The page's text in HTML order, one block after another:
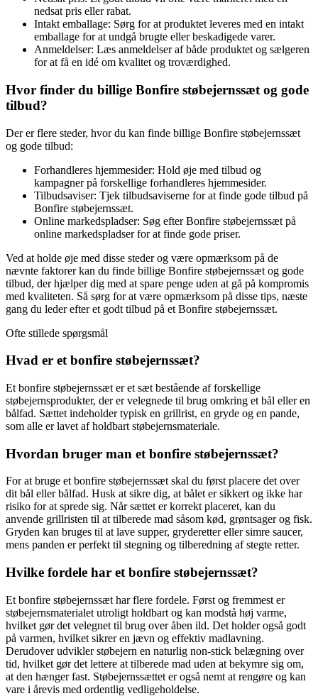
nedsat pris eller rabat.
Intakt emballage: Sørg for at produktet leveres med en intakt
emballage for at undgå brugte eller beskadigede varer.
Anmeldelser: Læs anmeldelser af både produktet og sælgeren
for at få en idé om kvalitet og troværdighed.
Hvor finder du billige Bonfire støbejernssæt og gode
tilbud?
Der er flere steder, hvor du kan finde billige Bonfire støbejernssæt
og gode tilbud:
Forhandleres hjemmesider: Hold øje med tilbud og
kampagner på forskellige forhandleres hjemmesider.
Tilbudsaviser: Tjek tilbudsaviserne for at finde gode tilbud på
Bonfire støbejernssæt.
Online markedspladser: Søg efter Bonfire støbejernssæt på
online markedspladser for at finde gode priser.
Ved at holde øje med disse steder og være opmærksom på de
nævnte faktorer kan du finde billige Bonfire støbejernssæt og gode
tilbud, der hjælper dig med at spare penge uden at gå på kompromis
med kvaliteten. Så sørg for at være opmærksom på disse tips, næste
gang du leder efter et godt tilbud på et Bonfire støbejernssæt.
Ofte stillede spørgsmål
Hvad er et bonfire støbejernssæt?
Et bonfire støbejernssæt er et sæt bestående af forskellige
støbejernsprodukter, der er velegnede til brug omkring et bål eller en
bålfad. Sættet indeholder typisk en grillrist, en gryde og en pande,
som alle er lavet af holdbart støbejernsmateriale.
Hvordan bruger man et bonfire støbejernssæt?
For at bruge et bonfire støbejernssæt skal du først placere det over
dit bål eller bålfad. Husk at sikre dig, at bålet er sikkert og ikke har
risiko for at sprede sig. Når sættet er korrekt placeret, kan du
anvende grillristen til at tilberede mad såsom kød, grøntsager og fisk.
Gryden kan bruges til at lave supper, gryderetter eller simre saucer,
mens panden er perfekt til stegning og tilberedning af stegte retter.
Hvilke fordele har et bonfire støbejernssæt?
Et bonfire støbejernssæt har flere fordele. Først og fremmest er
støbejernsmaterialet utroligt holdbart og kan modstå høj varme,
hvilket gør det velegnet til brug over åben ild. Det holder også godt
på varmen, hvilket sikrer en jævn og effektiv madlavning.
Derudover udvikler støbejern en naturlig non-stick belægning over
tid, hvilket gør det lettere at tilberede mad uden at bekymre sig om,
at den hænger fast. Støbejernssættet er også nemt at rengøre og kan
vare i årevis med ordentlig vedligeholdelse.